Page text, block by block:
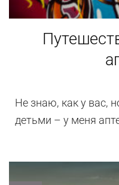
Не знаю, как у вас,
детьми – у меня